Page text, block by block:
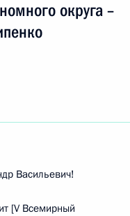
округа –
Васильевич!
[V Всемирный